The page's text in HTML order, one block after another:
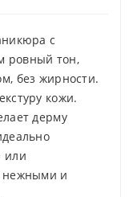
с
ровный тон,
без жирности.
кожи.
дерму
или
нежными и